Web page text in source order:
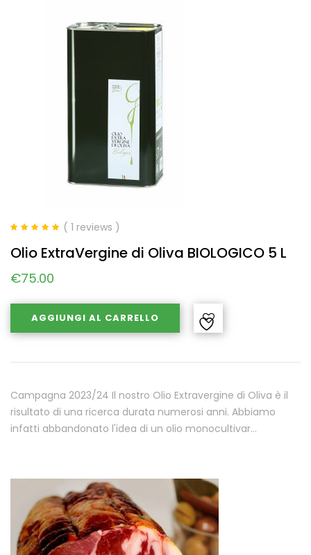
su 5
( 1 reviews )
Olio ExtraVergine di Oliva BIOLOGICO 5 L
€75.00
AGGIUNGI AL CARRELLO
Campagna 2023/24 Il nostro Olio Extravergine di Oliva è il
risultato di una ricerca durata numerosi anni. Abbiamo
infatti abbandonato l'idea di un olio monocultivar…